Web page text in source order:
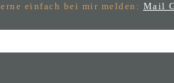
einfach bei mir melden: Mail